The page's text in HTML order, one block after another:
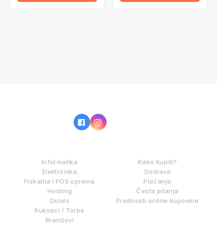
Informatika
Elektronika
Fiskalna i POS oprema
Hosting
Ostalo
Ruksaci / Torbe
Brendovi
Kako kupiti?
Dostava
Plaćanje
Česta pitanja
Prednosti online kupovine